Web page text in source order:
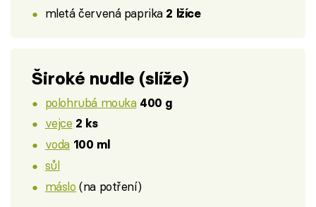
mletá červená paprika 2 lžíce
Široké nudle (slíže)
polohrubá mouka 400 g
vejce 2 ks
voda 100 ml
sůl
máslo (na potření)